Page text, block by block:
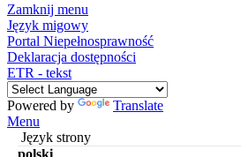
Zamknij menu
Język migowy
Portal Niepełnosprawność
Deklaracja dostępności
ETR - tekst
Powered by
Translate
Menu
Język strony
polski